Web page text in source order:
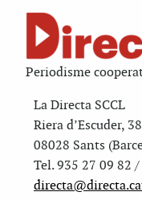
Periodisme
La Directa SCCL
Riera d’Escuder,
08028 Sants
Tel. 935 27 09 82